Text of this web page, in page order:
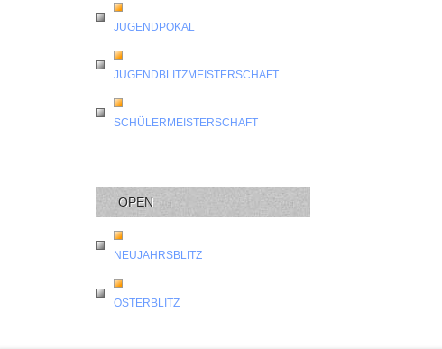
JUGENDPOKAL
JUGENDBLITZMEISTERSCHAFT
SCHÜLERMEISTERSCHAFT
OPEN
NEUJAHRSBLITZ
OSTERBLITZ